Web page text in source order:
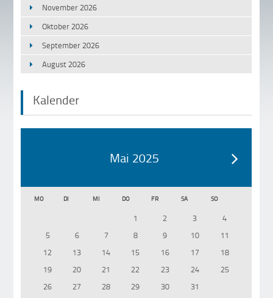
November 2026
Oktober 2026
September 2026
August 2026
Kalender
Mai 2025
MO DI MI DO FR SA SO
1 2 3
4
5
6 7 8 9 10
11
12
13 14 15 16 17
18
19
20 21 22 23 24
25
26
27 28 29 30 31